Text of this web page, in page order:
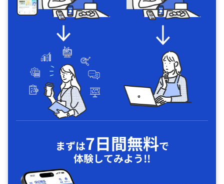
まずは7日間無料で
体験してみよう!!